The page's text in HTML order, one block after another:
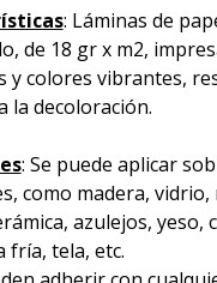
: Láminas de
de 18 gr x m2,
y colores vibrantes,
la decoloración.
: Se puede aplicar
como madera, vidrio,
azulejos, yeso,
fría, tela, etc.